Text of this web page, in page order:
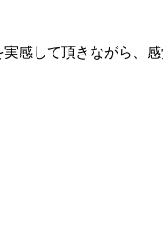
感して頂きながら、